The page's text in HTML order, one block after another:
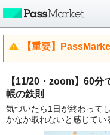
【重要】
【11/20・zoom】60分
帳の鉄則
気づいたら1日が終わって
かなか取れないと感じてい